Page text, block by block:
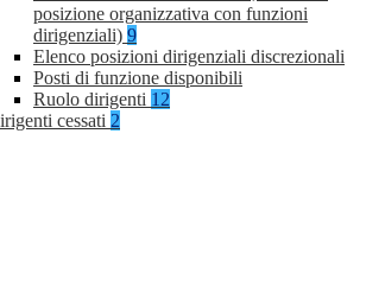
posizione organizzativa con funzioni
dirigenziali) 9
Elenco posizioni dirigenziali discrezionali
Posti di funzione disponibili
Ruolo dirigenti 12
cessati 2